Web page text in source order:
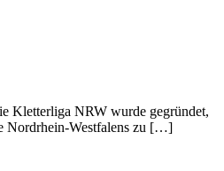
Kletterliga NRW wurde gegründet,
Nordrhein-Westfalens zu […]